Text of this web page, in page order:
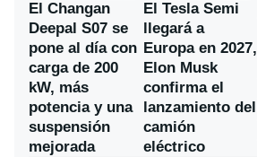
El Changan
Deepal S07 se
pone al día con
carga de 200
kW, más
potencia y una
suspensión
mejorada
El Tesla Semi
llegará a
Europa en 2027,
Elon Musk
confirma el
lanzamiento del
camión
eléctrico